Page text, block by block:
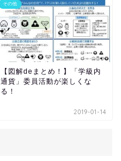
その他
【図解deまとめ！】「学級内
通貨」委員活動が楽しくな
る！
2019-01-14